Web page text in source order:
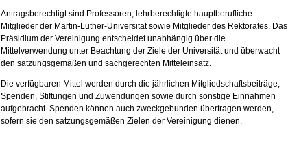
Antragsberechtigt sind Professoren, lehrberechtigte hauptberufliche
Mitglieder der Martin-Luther-Universität sowie Mitglieder des Rektorates. Das
Präsidium der Vereinigung entscheidet unabhängig über die
Mittelverwendung unter Beachtung der Ziele der Universität und überwacht
den satzungsgemäßen und sachgerechten Mitteleinsatz.
Die verfügbaren Mittel werden durch die jährlichen Mitgliedschaftsbeiträge,
Spenden, Stiftungen und Zuwendungen sowie durch sonstige Einnahmen
aufgebracht. Spenden können auch zweckgebunden übertragen werden,
sofern sie den satzungsgemäßen Zielen der Vereinigung dienen.